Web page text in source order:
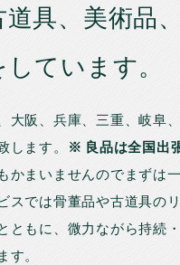
道具、美術品
ています。
大阪、兵庫、三重、岐阜
します。
※ 良品は全国出
かまいませんのでまずは
スでは骨董品や古道具の
ともに、微力ながら持続
す。